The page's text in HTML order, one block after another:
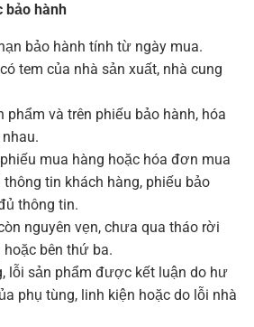
hành
bảo hành tính từ ngày mua.
tem của nhà sản xuất, nhà cung
phẩm và trên phiếu bảo hành, hóa
mua hàng hoặc hóa đơn mua
tin khách hàng, phiếu bảo
thông tin.
nguyên vẹn, chưa qua tháo rời
bên thứ ba.
lỗi sản phẩm được kết luận do hư
phụ tùng, linh kiện hoặc do lỗi nhà